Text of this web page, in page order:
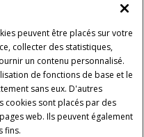
peuvent être placés sur votre
collecter des statistiques,
un contenu personnalisé.
de fonctions de base et le
sans eux. D'autres
cookies sont placés par des
web. Ils peuvent également
fins.